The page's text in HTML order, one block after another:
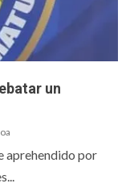
un
aprehendido por